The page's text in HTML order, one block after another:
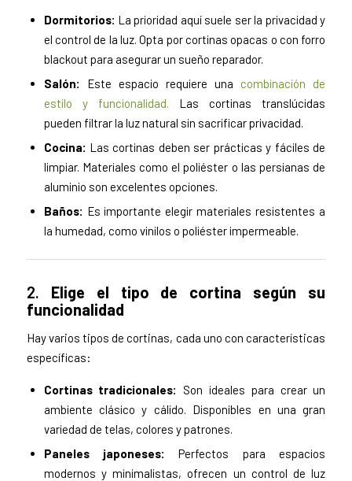
Dormitorios: La prioridad aquí suele ser la privacidad y
el control de la luz. Opta por cortinas opacas o con forro
blackout para asegurar un sueño reparador.
Salón: Este espacio requiere una combinación de
estilo y funcionalidad. Las cortinas translúcidas
pueden filtrar la luz natural sin sacrificar privacidad.
Cocina: Las cortinas deben ser prácticas y fáciles de
limpiar. Materiales como el poliéster o las persianas de
aluminio son excelentes opciones.
Baños: Es importante elegir materiales resistentes a
la humedad, como vinilos o poliéster impermeable.
2. Elige el tipo de cortina según su
funcionalidad
Hay varios tipos de cortinas, cada uno con características
específicas:
Cortinas tradicionales:
Son ideales para crear un
ambiente clásico y cálido. Disponibles en una gran
variedad de telas, colores y patrones.
Paneles japoneses:
Perfectos para espacios
modernos y minimalistas, ofrecen un control de luz